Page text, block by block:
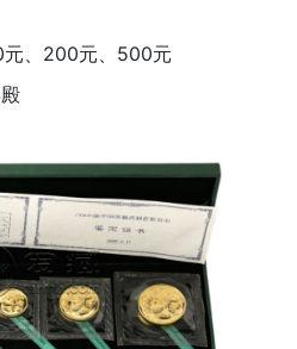
元、200元、500元